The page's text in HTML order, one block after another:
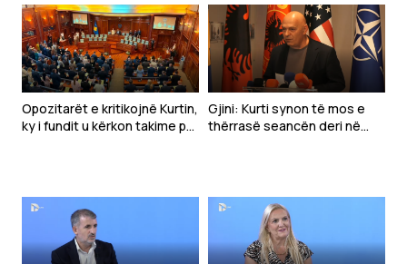
Opozitarët e kritikojnë Kurtin,
ky i fundit u kërkon takime për
Gjini: Kurti synon të mos e
thërrasë seancën deri në